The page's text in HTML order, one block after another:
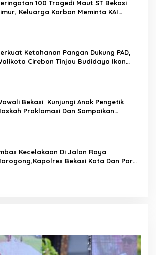
100 Tragedi Maut ST Bekasi
Keluarga Korban Meminta KAI
Ketahanan Pangan Dukung PAD,
Cirebon Tinjau Budidaya Ikan
Bekasi Kunjungi Anak Pengetik
Proklamasi Dan Sampaikan
Kecelakaan Di Jalan Raya
Bekasi Kota Dan Para